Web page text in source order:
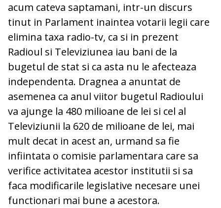
acum cateva saptamani, intr-un discurs
tinut in Parlament inaintea votarii legii care
elimina taxa radio-tv, ca si in prezent
Radioul si Televiziunea iau bani de la
bugetul de stat si ca asta nu le afecteaza
independenta. Dragnea a anuntat de
asemenea ca anul viitor bugetul Radioului
va ajunge la 480 milioane de lei si cel al
Televiziunii la 620 de milioane de lei, mai
mult decat in acest an, urmand sa fie
infiintata o comisie parlamentara care sa
verifice activitatea acestor institutii si sa
faca modificarile legislative necesare unei
functionari mai bune a acestora.